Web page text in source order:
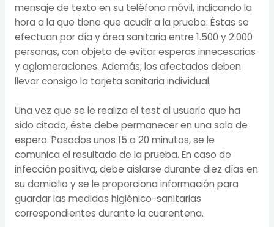
mensaje de texto en su teléfono móvil, indicando la
hora a la que tiene que acudir a la prueba. Éstas se
efectuan por día y área sanitaria entre 1.500 y 2.000
personas, con objeto de evitar esperas innecesarias
y aglomeraciones. Además, los afectados deben
llevar consigo la tarjeta sanitaria individual.
Una vez que se le realiza el test al usuario que ha
sido citado, éste debe permanecer en una sala de
espera. Pasados unos 15 a 20 minutos, se le
comunica el resultado de la prueba. En caso de
infección positiva, debe aislarse durante diez días en
su domicilio y se le proporciona información para
guardar las medidas higiénico-sanitarias
correspondientes durante la cuarentena.